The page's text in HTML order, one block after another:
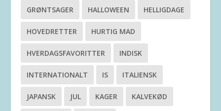
GRØNTSAGER HALLOWEEN HELLIGDAGE
HOVEDRETTER HURTIG MAD
HVERDAGSFAVORITTER INDISK
INTERNATIONALT IS ITALIENSK
JAPANSK JUL KAGER KALVEKØD